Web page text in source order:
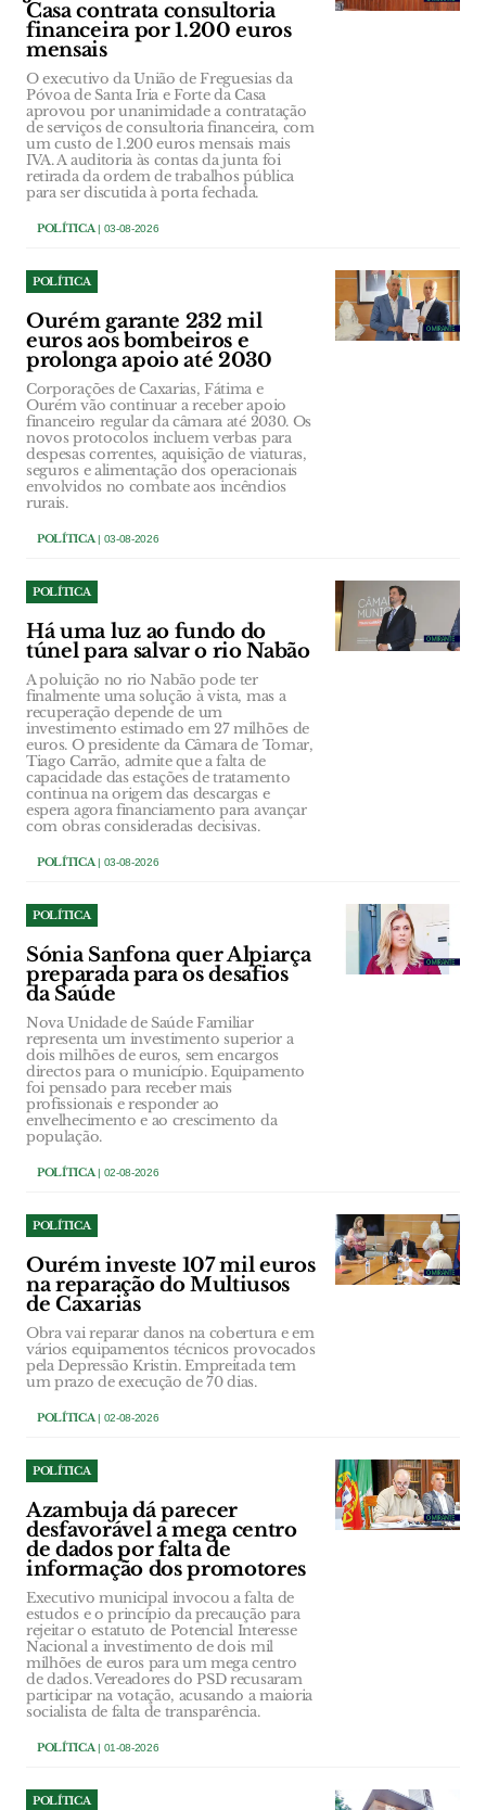
Casa contrata consultoria
financeira por 1.200 euros
mensais
O executivo da União de Freguesias da
Póvoa de Santa Iria e Forte da Casa
aprovou por unanimidade a contratação
de serviços de consultoria financeira, com
um custo de 1.200 euros mensais mais
IVA. A auditoria às contas da junta foi
retirada da ordem de trabalhos pública
para ser discutida à porta fechada.
POLÍTICA| 03-08-2026
POLÍTICA
Ourém garante 232 mil
euros aos bombeiros e
prolonga apoio até 2030
Corporações de Caxarias, Fátima e
Ourém vão continuar a receber apoio
financeiro regular da câmara até 2030. Os
novos protocolos incluem verbas para
despesas correntes, aquisição de viaturas,
seguros e alimentação dos operacionais
envolvidos no combate aos incêndios
rurais.
POLÍTICA| 03-08-2026
POLÍTICA
Há uma luz ao fundo do
túnel para salvar o rio Nabão
A poluição no rio Nabão pode ter
finalmente uma solução à vista, mas a
recuperação depende de um
investimento estimado em 27 milhões de
euros. O presidente da Câmara de Tomar,
Tiago Carrão, admite que a falta de
capacidade das estações de tratamento
continua na origem das descargas e
espera agora financiamento para avançar
com obras consideradas decisivas.
POLÍTICA| 03-08-2026
POLÍTICA
Sónia Sanfona quer Alpiarça
preparada para os desafios
da Saúde
Nova Unidade de Saúde Familiar
representa um investimento superior a
dois milhões de euros, sem encargos
directos para o município. Equipamento
foi pensado para receber mais
profissionais e responder ao
envelhecimento e ao crescimento da
população.
POLÍTICA| 02-08-2026
POLÍTICA
Ourém investe 107 mil euros
na reparação do Multiusos
de Caxarias
Obra vai reparar danos na cobertura e em
vários equipamentos técnicos provocados
pela Depressão Kristin. Empreitada tem
um prazo de execução de 70 dias.
POLÍTICA| 02-08-2026
POLÍTICA
Azambuja dá parecer
desfavorável a mega centro
de dados por falta de
informação dos promotores
Executivo municipal invocou a falta de
estudos e o princípio da precaução para
rejeitar o estatuto de Potencial Interesse
Nacional a investimento de dois mil
milhões de euros para um mega centro
de dados. Vereadores do PSD recusaram
participar na votação, acusando a maioria
socialista de falta de transparência.
POLÍTICA| 01-08-2026
POLÍTICA